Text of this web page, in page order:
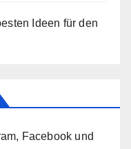
Ideen für den
Facebook und